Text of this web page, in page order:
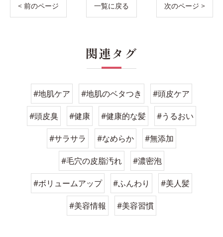
< 前のページ 一覧に戻る 次のページ >
関連タグ
#地肌ケア #地肌のベタつき #頭皮ケア
#頭皮臭 #健康 #健康的な髪 #うるおい
#サラサラ #なめらか #無添加
#毛穴の皮脂汚れ #濃密泡
#ボリュームアップ #ふんわり #美人髪
#美容情報 #美容習慣